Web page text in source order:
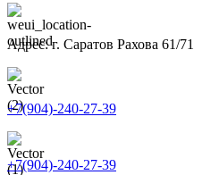
Адрес: г. Саратов Рахова 61/71
+7(904)-240-27-39
+7(904)-240-27-39